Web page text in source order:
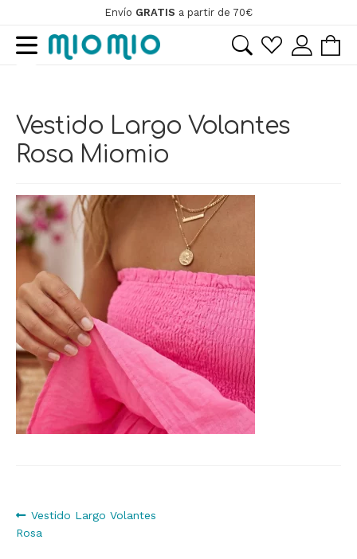
Envío GRATIS a partir de 70€
Ir
a
Ir
al
Vestido Largo Volantes
Rosa Miomio
Navegación
de
Anterior:
Vestido Largo Volantes
Rosa